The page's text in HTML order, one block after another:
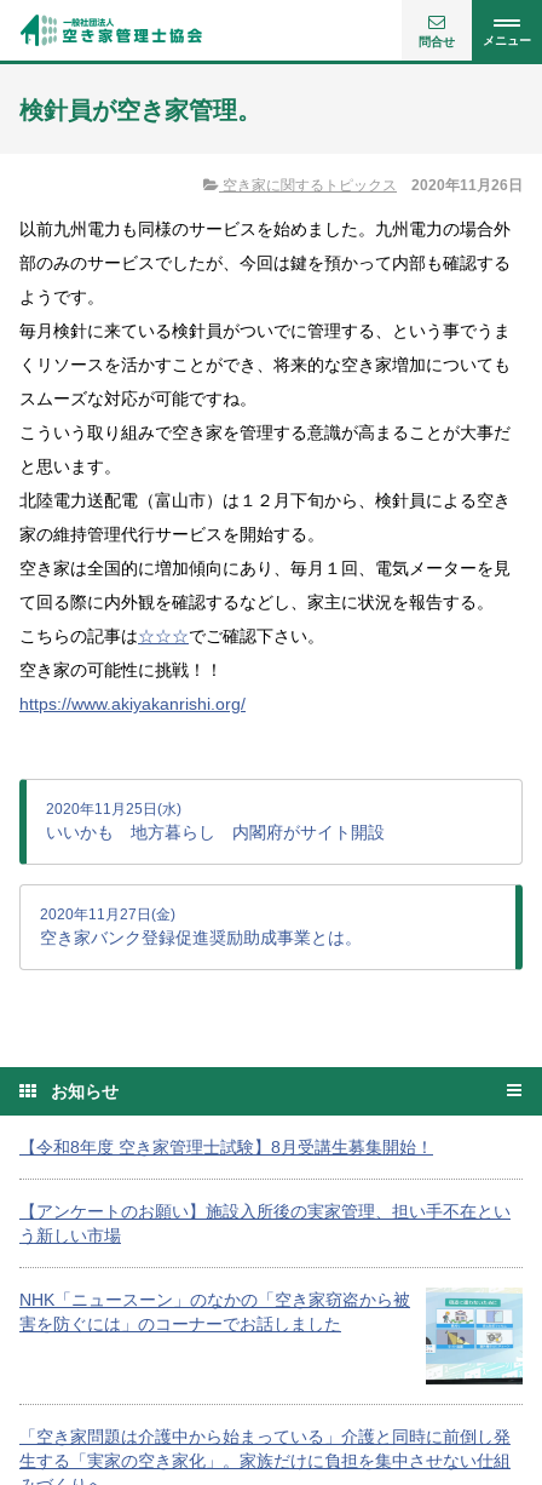
メニュー
問合せ
検針員が空き家管理。
空き家に関するトピックス 2020年11月26日
以前九州電力も同様のサービスを始めました。九州電力の場合外
部のみのサービスでしたが、今回は鍵を預かって内部も確認する
ようです。
毎月検針に来ている検針員がついでに管理する、という事でうま
くリソースを活かすことができ、将来的な空き家増加についても
スムーズな対応が可能ですね。
こういう取り組みで空き家を管理する意識が高まることが大事だ
と思います。
北陸電力送配電（富山市）は１２月下旬から、検針員による空き
家の維持管理代行サービスを開始する。
空き家は全国的に増加傾向にあり、毎月１回、電気メーターを見
て回る際に内外観を確認するなどし、家主に状況を報告する。
こちらの記事は☆☆☆でご確認下さい。
空き家の可能性に挑戦！！
https://www.akiyakanrishi.org/
2020年11月25日(水)
いいかも 地方暮らし 内閣府がサイト開設
2020年11月27日(金)
空き家バンク登録促進奨励助成事業とは。
お知らせ
【令和8年度 空き家管理士試験】8月受講生募集開始！
【アンケートのお願い】施設入所後の実家管理、担い手不在とい
う新しい市場
NHK「ニュースーン」のなかの「空き家窃盗から被
害を防ぐには」のコーナーでお話しました
「空き家問題は介護中から始まっている」介護と同時に前倒し発
生する「実家の空き家化」。家族だけに負担を集中させない仕組